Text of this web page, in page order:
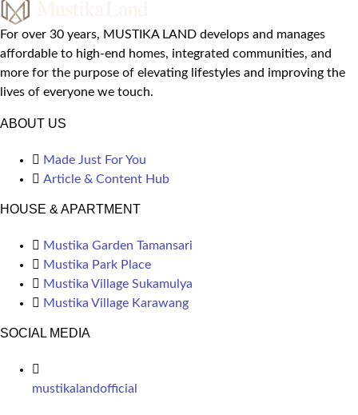
For over 30 years, MUSTIKA LAND develops and manages
affordable to high-end homes, integrated communities, and
more for the purpose of elevating lifestyles and improving the
lives of everyone we touch.
ABOUT US
Made Just For You
Article & Content Hub
HOUSE & APARTMENT
Mustika Garden Tamansari
Mustika Park Place
Mustika Village Sukamulya
Mustika Village Karawang
SOCIAL MEDIA
mustikalandofficial